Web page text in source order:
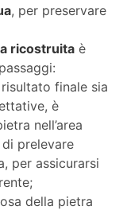
, per preservare
ricostruita è
finale sia
è
nell’area
prelevare
per assicurarsi
della pietra